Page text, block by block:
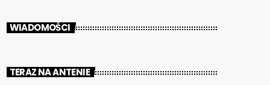
WIADOMOŚCI
TERAZ NA ANTENIE